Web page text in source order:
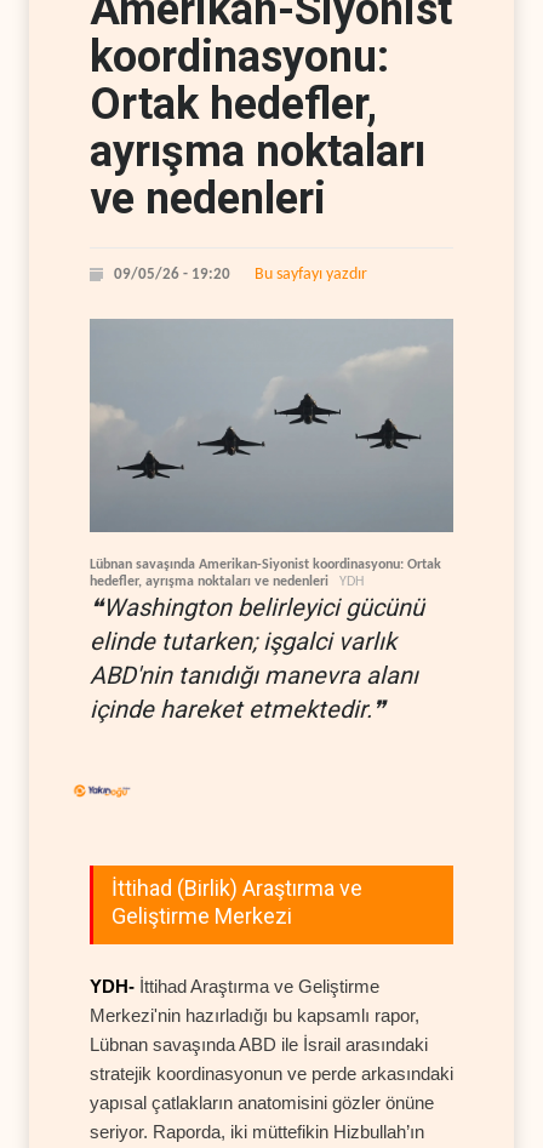
koordinasyonu:
Ortak hedefler,
ayrışma noktaları
ve nedenleri
09/05/26 - 19:20 Bu sayfayı yazdır
Lübnan savaşında Amerikan-Siyonist koordinasyonu: Ortak
hedefler, ayrışma noktaları ve nedenleri
YDH
❝Washington belirleyici gücünü
elinde tutarken; işgalci varlık
ABD'nin tanıdığı manevra alanı
içinde hareket etmektedir.❞
İttihad (Birlik) Araştırma ve
Geliştirme Merkezi
YDH- İttihad Araştırma ve Geliştirme
Merkezi'nin hazırladığı bu kapsamlı rapor,
Lübnan savaşında ABD ile İsrail arasındaki
stratejik koordinasyonun ve perde arkasındaki
yapısal çatlakların anatomisini gözler önüne
seriyor. Raporda, iki müttefikin Hizbullah’ın